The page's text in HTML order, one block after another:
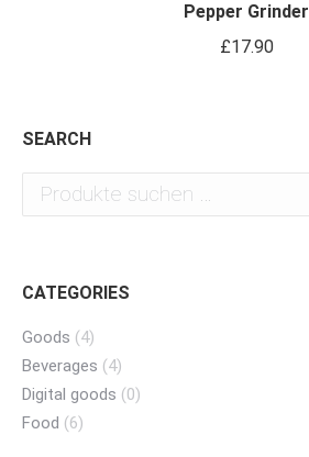
Pepper Grinder
£17.90
SEARCH
CATEGORIES
Goods (4)
Beverages (4)
Digital goods (0)
Food (6)